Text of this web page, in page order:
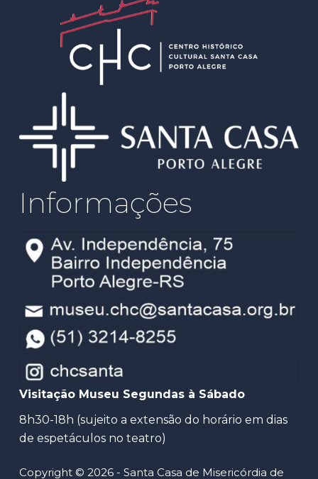
Informações
Visitação Museu Segundas à Sábado
8h30-18h (sujeito a extensão do horário em dias
de espetáculos no teatro)
Copyright © 2026 - Santa Casa de Misericórdia de